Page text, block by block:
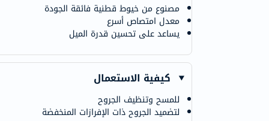
مصنوع من خيوط قطنية فائقة الجودة
معدل امتصاص أسرع
يساعد على تحسين قدرة الميل
كيفية الاستعمال
للمسح وتنظيف الجروح
لتضميد الجروح ذات الإفرازات المنخفضة